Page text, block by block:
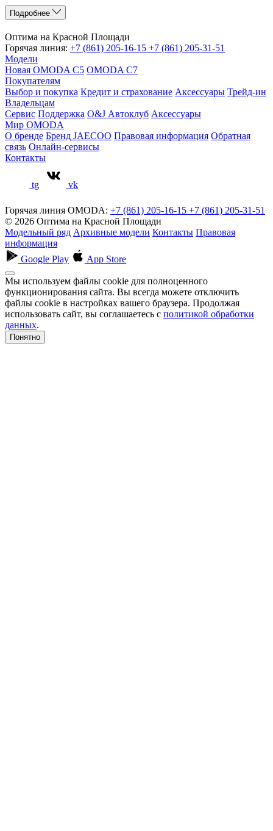
Подробнее
Оптима на Красной Площади
Горячая линия: +7 (861) 205-16-15 +7 (861) 205-31-51
Модели
Новая OMODA C5 OMODA C7
Покупателям
Выбор и покупка Кредит и страхование Аксессуары Трейд-ин
Владельцам
Сервис Поддержка O&J Автоклуб Аксессуары
Мир OMODA
О бренде Бренд JAECOO Правовая информация Обратная
связь Онлайн-сервисы
Контакты
tg vk
Горячая линия OMODA: +7 (861) 205-16-15 +7 (861) 205-31-51
© 2026 Оптима на Красной Площади
Модельный ряд Архивные модели Контакты Правовая
информация
Google Play
App Store
Мы используем файлы cookie для полноценного
функционирования сайта. Вы всегда можете отключить
файлы cookie в настройках вашего браузера. Продолжая
использовать сайт, вы соглашаетесь с политикой обработки
данных.
Понятно